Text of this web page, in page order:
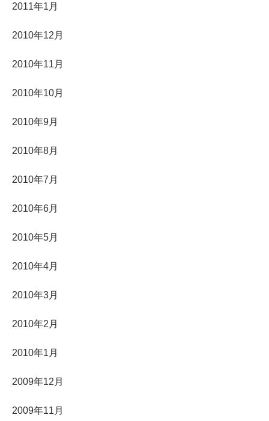
2011年1月
2010年12月
2010年11月
2010年10月
2010年9月
2010年8月
2010年7月
2010年6月
2010年5月
2010年4月
2010年3月
2010年2月
2010年1月
2009年12月
2009年11月